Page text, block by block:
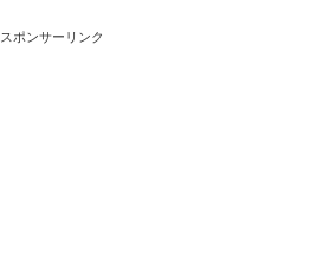
スポンサーリンク